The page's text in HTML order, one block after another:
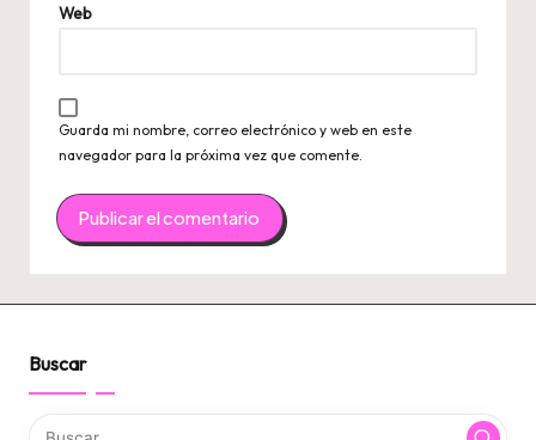
Web
Guarda mi nombre, correo electrónico y web en este
navegador para la próxima vez que comente.
Buscar